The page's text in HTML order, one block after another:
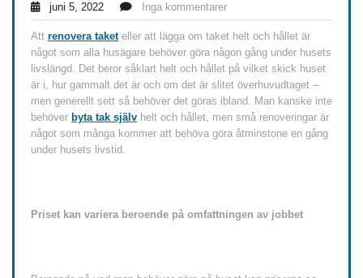
juni 5, 2022 Inga kommentarer
Att renovera taketeller att lägga om taket helt och hållet är
något som alla husägare behöver göra någon gång under husets
livslängd. Det beror såklart helt och hållet på vilket skick huset
är i, hur gammalt det är och om det är slitet överhuvudtaget –
men generellt sett så behöver det göras ibland. Man kanske inte
behöver byta tak själv helt och hållet, men små renoveringar är
något som många kommer att behöva göra åtminstone en gång
under husets livstid.
Priset kan variera beroende på omfattningen av jobbet